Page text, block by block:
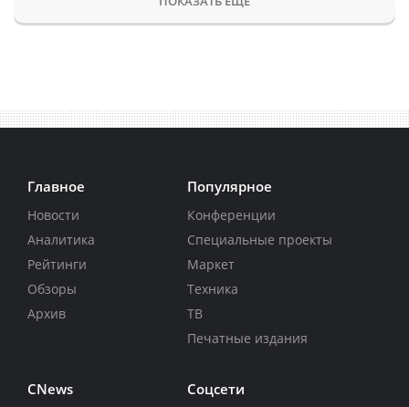
Главное
Новости
Аналитика
Рейтинги
Обзоры
Архив
Популярное
Конференции
Специальные проекты
Маркет
Техника
ТВ
Печатные издания
CNews Соцсети